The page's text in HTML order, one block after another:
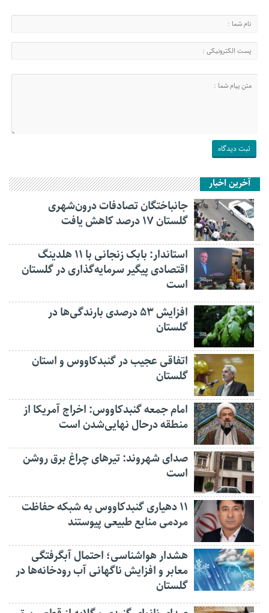
آخرین اخبار
جانباختگان تصادفات درون‌شهری
گلستان ۱۷ درصد کاهش یافت
استاندار: بابک زنجانی با ۱۱ هلدینگ
اقتصادی پیگیر سرمایه‌گذاری در گلستان
است
افزایش ۵۳ درصدی بارندگی‌ها در
گلستان
اتفاقی عجیب در‌ گنبدکاووس و استان
گلستان
امام جمعه گنبدکاووس: اخراج آمریکا از
منطقه درحال نهایی‌شدن است
صدای شهروند: تیرهای چراغ برق روشن
است
۱۱ دهیاری گنبدکاووس به شبکه حفاظت
مردمی منابع طبیعی پیوستند
هشدار هواشناسی؛ احتمال آبگرفتگی
معابر و افزایش ناگهانی آب رودخانه‌ها در
گلستان